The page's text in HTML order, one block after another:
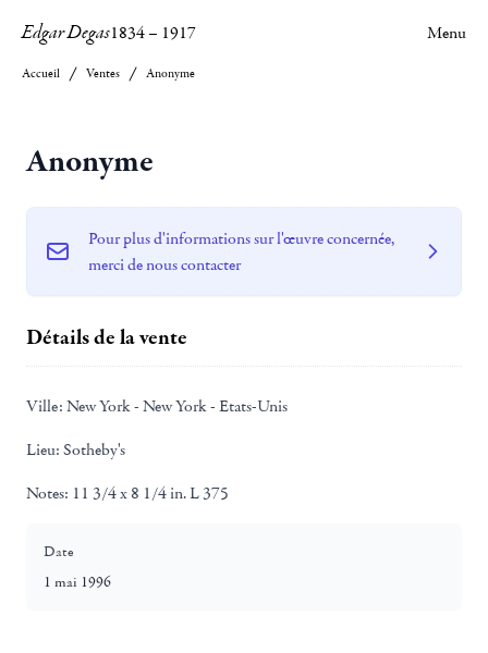
Edgar Degas1834– 1917 Menu
Accueil Ventes Anonyme
Anonyme
Pour plus d'informations sur l'œuvre concernée,
merci de nous contacter
Détails de la vente
Ville: New York - New York - Etats-Unis
Lieu: Sotheby's
Notes: 11 3/4 x 8 1/4 in. L 375
Date
1 mai 1996